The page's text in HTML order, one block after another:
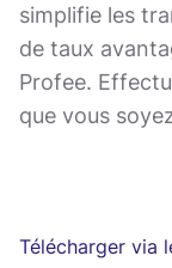
simplifie les
de taux
Profee.
que vous
Télécharger via